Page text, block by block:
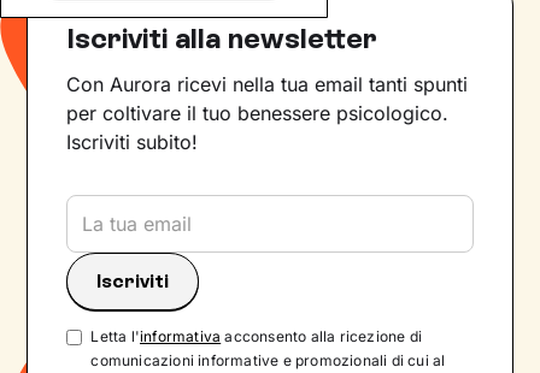
Iscriviti alla newsletter
Con Aurora ricevi nella tua email tanti spunti
per coltivare il tuo benessere psicologico.
Iscriviti subito!
Letta l'informativa acconsento alla ricezione di
comunicazioni informative e promozionali di cui al